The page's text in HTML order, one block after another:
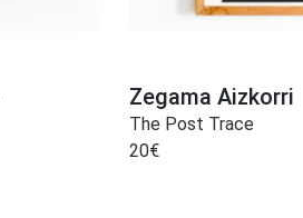
Zegama Aizkorri
The Post Trace
20€